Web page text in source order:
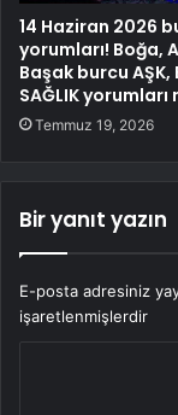
14 Haziran 2026
yorumları! Boğa,
Başak burcu AŞK,
SAĞLIK yorumları
Temmuz 19, 2026
Bir yanıt yazın
E-posta adresiniz
işaretlenmişlerdir